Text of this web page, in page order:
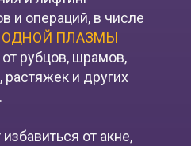
и операций, в числе
ПЛАЗМЫ
рубцов, шрамов,
растяжек и других
от акне,